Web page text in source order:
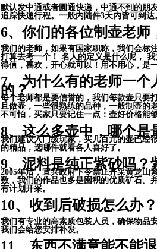
雅竹壶
金黄朱泥水扁壶
得乐小品壶
默认发中通或者圆通快递，中通不到的朋
追踪快递行程。一般内陆件3天内皆可到达
6、你们的各位制壶老
我们的老师，如果有国家职称，我们会标
打算去考一个！ 名人的定义是什么呢，
得值，喜欢，开心就可以！用不用心，是
7、为什么有的老师一
的？
每个老师都是要信誉的，我们每款壶只要
且做壶，一些很熟练的品种，一般制壶的
不可怕，买家只要记住一点：壶好价格能
8、这么多壶中，哪个是
我们建议入门级玩家，买几百元的壶已经
的精品，选哪件就看各人喜好了。
9、泥料是纯正紫砂吗？
2005年后，宜兴政府下令禁止开采黄龙山
数，我们的作品也多是囤积的优质矿石。
有计划开采。
10、收到后破损怎么办？
我们有专业的高素质包装人员，确保物品
我们会给您安排补发。